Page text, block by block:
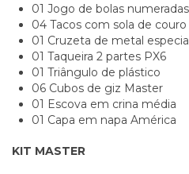
01 Jogo de bolas
04 Tacos com sola de couro
01 Cruzeta de metal
01 Taqueira 2 partes PX6
01 Triângulo de plástico
06 Cubos de giz Master
01 Escova em crina média
01 Capa em napa América
KIT MASTER